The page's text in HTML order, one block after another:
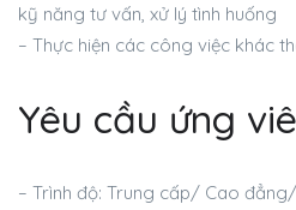
kỹ năng tư vấn, xử lý tình huống
– Thực hiện các công việc khác
Yêu cầu ứng
– Trình độ: Trung cấp/ Cao